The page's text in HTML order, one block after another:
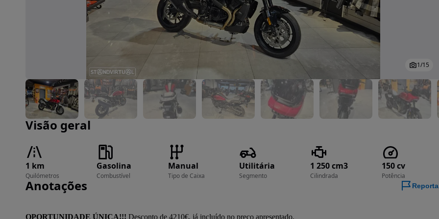
Imagem 1 de 15
1/15
Visão geral
1 km
Quilómetros
Gasolina
Combustível
Manual
Tipo de Caixa
Utilitária
Segmento
1 250 cm3
Cilindrada
150 cv
Potência
Anotações
OPORTUNIDADE ÚNICA!!! Desconto de 4210€, já incluído no preço apresentado.